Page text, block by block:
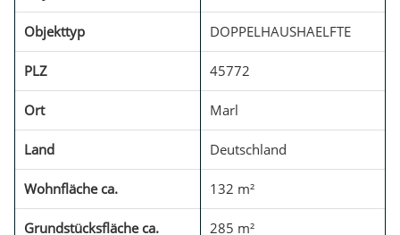
Objekttyp DOPPELHAUSHAELFTE
PLZ 45772
Ort Marl
Land Deutschland
Wohnfläche ca. 132 m²
Grundstücksfläche ca. 285 m²